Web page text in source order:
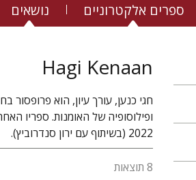
ספרים אלקטרוניים נושאים
Hagi Kenaan
חגי כנען, עורך עיון, הוא פרופסור
2022 (בשיתוף עם ירון סנדרוביץ).
8 תוצאות